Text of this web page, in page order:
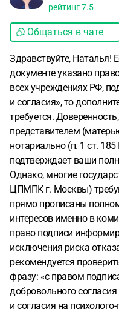
рейтинг7.5
Общаться в чате
Здравствуйте,
документе указано
всех учреждениях РФ,
и согласия», то
требуется.
представителем
нотариально (п. 1 ст.
подтверждает ваши
Однако, многие
ЦПМПК г. Москвы)
прямо прописаны
интересов именно в
право подписи
исключения риска
рекомендуется
фразу: «с правом
добровольного
и согласия на